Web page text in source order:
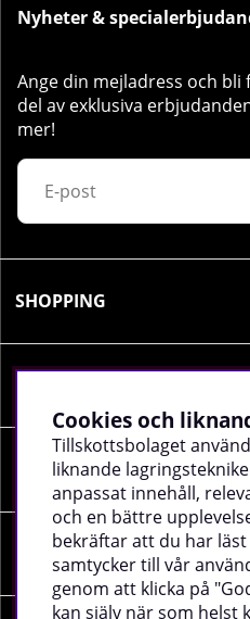
Nyheter &
Ange din mejladress och
del av exklusiva
mer!
SHOPPING
SOCIALA MEDIER
FÖRETAGSUPPGIFTER
Cookies och
Tillskottsbolaget
liknande
anpassat innehåll,
och en bättre
bekräftar att du har
samtycker till vår
genom att klicka på
kan själv när som helst